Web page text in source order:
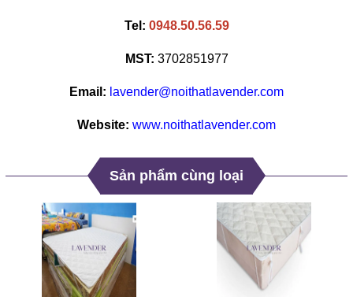
Tel: 0948.50.56.59
MST: 3702851977
Email: lavender@noithatlavender.com
Website: www.noithatlavender.com
Sản phẩm cùng loại